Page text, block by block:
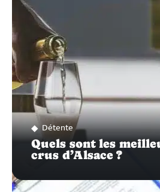
Détente
Quels sont les
crus d’Alsace ?